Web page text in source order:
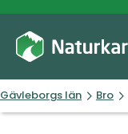
Gävleborgs län Bro